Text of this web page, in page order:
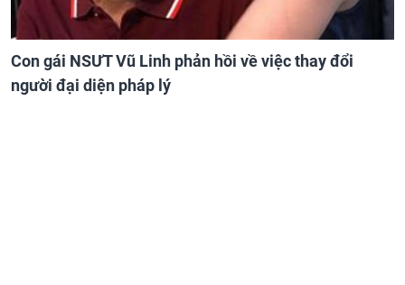
Con gái NSƯT Vũ Linh phản hồi về việc thay đổi
người đại diện pháp lý